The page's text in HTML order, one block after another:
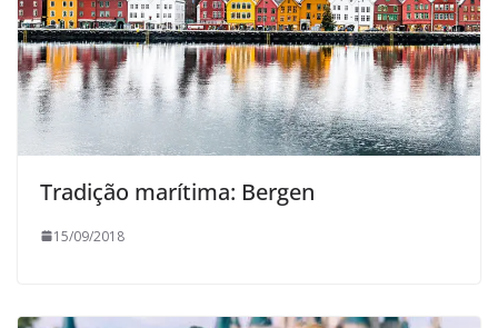
Tradição marítima: Bergen
15/09/2018